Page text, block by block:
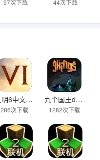
97次下载 44次下载
文明6中文汉化版
286次下载
九个国王demo
1282次下载